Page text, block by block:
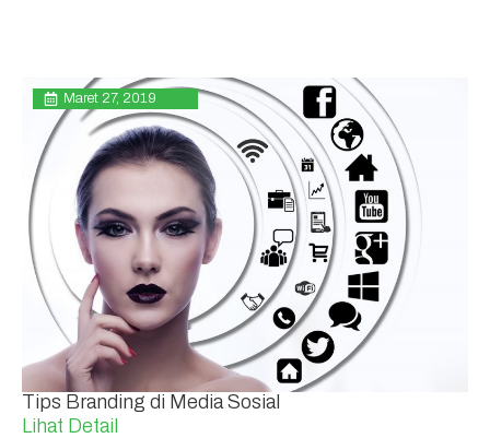
Maret 27, 2019
Tips Branding di Media Sosial
Lihat Detail